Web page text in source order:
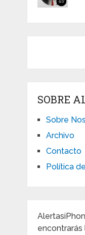
SOBRE
Sobre
Archivo
Contacto
Política